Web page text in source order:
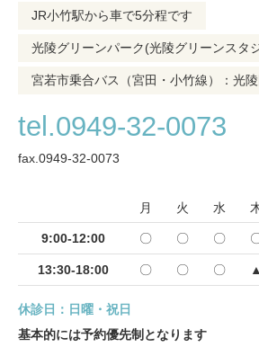
JR小竹駅から車で5分程です
光陵グリーンパーク(光陵グリーンスタ
宮若市乗合バス（宮田・小竹線）：光
tel.0949-32-0073
fax.0949-32-0073
月 火 水
9:00-12:00 〇 〇 〇
13:30-18:00 〇 〇 〇 ▲
休診日：日曜・祝日
基本的には予約優先制となります